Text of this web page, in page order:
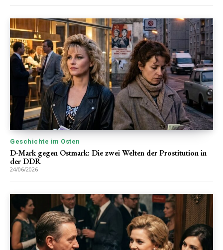
Geschichte im Osten
D-Mark gegen Ostmark: Die zwei Welten der Prostitution in
der DDR
24/06/2026